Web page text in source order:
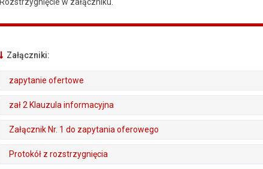
Załączniki:
zapytanie ofertowe
zał 2 Klauzula informacyjna
Załącznik Nr. 1 do zapytania oferowego
Protokół z rozstrzygnięcia